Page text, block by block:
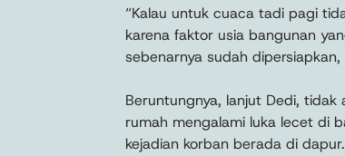
“Kalau untuk cuaca tadi pagi
karena faktor usia bangunan
sebenarnya sudah
Beruntungnya, lanjut Dedi,
rumah mengalami luka lecet di
kejadian korban berada di dapur.